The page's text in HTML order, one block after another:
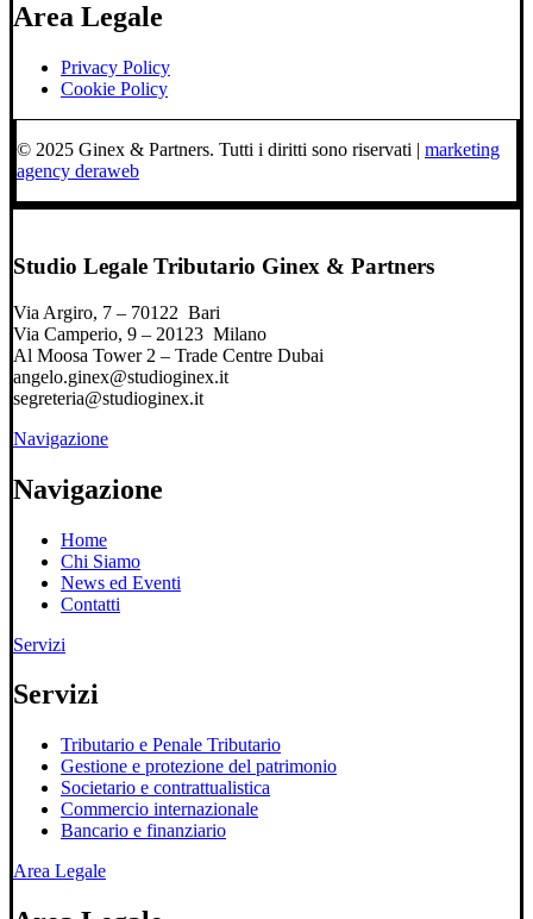
Area Legale
Privacy Policy
Cookie Policy
© 2025 Ginex & Partners. Tutti i diritti sono riservati | marketing
agency deraweb
Studio Legale Tributario Ginex & Partners
Via Argiro, 7 – 70122 Bari
Via Camperio, 9 – 20123 Milano
Al Moosa Tower 2 – Trade Centre Dubai
angelo.ginex@studioginex.it
segreteria@studioginex.it
Navigazione
Navigazione
Home
Chi Siamo
News ed Eventi
Contatti
Servizi
Servizi
Tributario e Penale Tributario
Gestione e protezione del patrimonio
Societario e contrattualistica
Commercio internazionale
Bancario e finanziario
Area Legale